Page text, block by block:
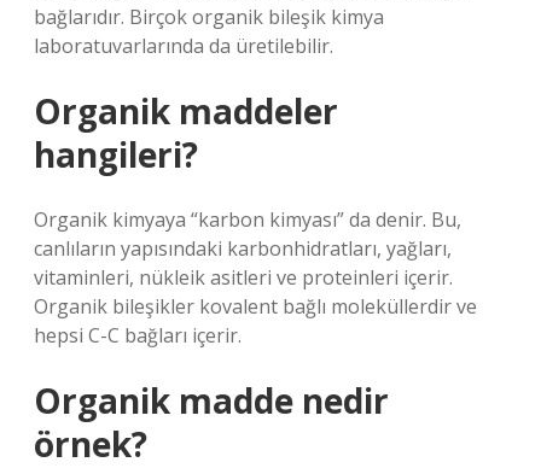
bağlarıdır. Birçok organik bileşik kimya
laboratuvarlarında da üretilebilir.
Organik maddeler
hangileri?
Organik kimyaya “karbon kimyası” da denir. Bu,
canlıların yapısındaki karbonhidratları, yağları,
vitaminleri, nükleik asitleri ve proteinleri içerir.
Organik bileşikler kovalent bağlı moleküllerdir ve
hepsi C-C bağları içerir.
Organik madde nedir
örnek?